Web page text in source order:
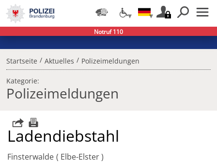
Startseite / Aktuelles / Polizeimeldungen
Kategorie:
Polizeimeldungen
Ladendiebstahl
Finsterwalde Elbe-Elster
Notruf 110